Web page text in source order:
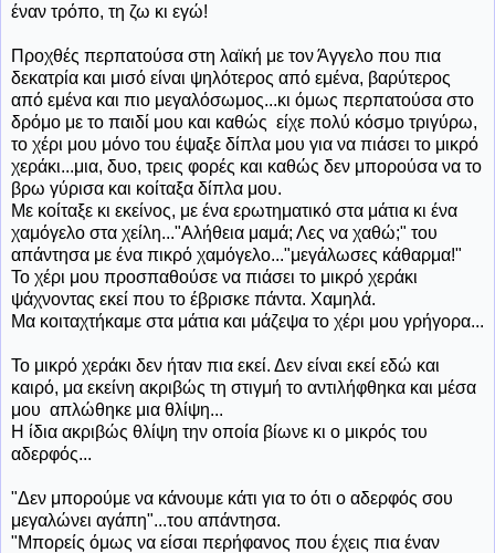
έναν τρόπο, τη ζω κι εγώ!
Προχθές περπατούσα στη λαϊκή με τον Άγγελο που πια
δεκατρία και μισό είναι ψηλότερος από εμένα, βαρύτερος
από εμένα και πιο μεγαλόσωμος...κι όμως περπατούσα στο
δρόμο με το παιδί μου και καθώς είχε πολύ κόσμο τριγύρω,
το χέρι μου μόνο του έψαξε δίπλα μου για να πιάσει το μικρό
χεράκι...μια, δυο, τρεις φορές και καθώς δεν μπορούσα να το
βρω γύρισα και κοίταξα δίπλα μου.
Με κοίταξε κι εκείνος, με ένα ερωτηματικό στα μάτια κι ένα
χαμόγελο στα χείλη..."Αλήθεια μαμά; Λες να χαθώ;" του
απάντησα με ένα πικρό χαμόγελο..."μεγάλωσες κάθαρμα!"
Το χέρι μου προσπαθούσε να πιάσει το μικρό χεράκι
ψάχνοντας εκεί που το έβρισκε πάντα. Χαμηλά.
Μα κοιταχτήκαμε στα μάτια και μάζεψα το χέρι μου γρήγορα...
Το μικρό χεράκι δεν ήταν πια εκεί. Δεν είναι εκεί εδώ και
καιρό, μα εκείνη ακριβώς τη στιγμή το αντιλήφθηκα και μέσα
μου απλώθηκε μια θλίψη...
Η ίδια ακριβώς θλίψη την οποία βίωνε κι ο μικρός του
αδερφός...
"Δεν μπορούμε να κάνουμε κάτι για το ότι ο αδερφός σου
μεγαλώνει αγάπη"...του απάντησα.
"Μπορείς όμως να είσαι περήφανος που έχεις πια έναν